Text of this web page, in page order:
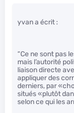
yvan a écrit :
“Ce ne sont pas
mais l’autorité
liaison directe
appliquer des
derniers, par
situés «plutôt
selon ce qui les